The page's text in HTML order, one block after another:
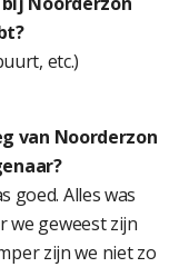
etc.)
van Noorderzon
goed. Alles was
we geweest zijn
zijn we niet zo